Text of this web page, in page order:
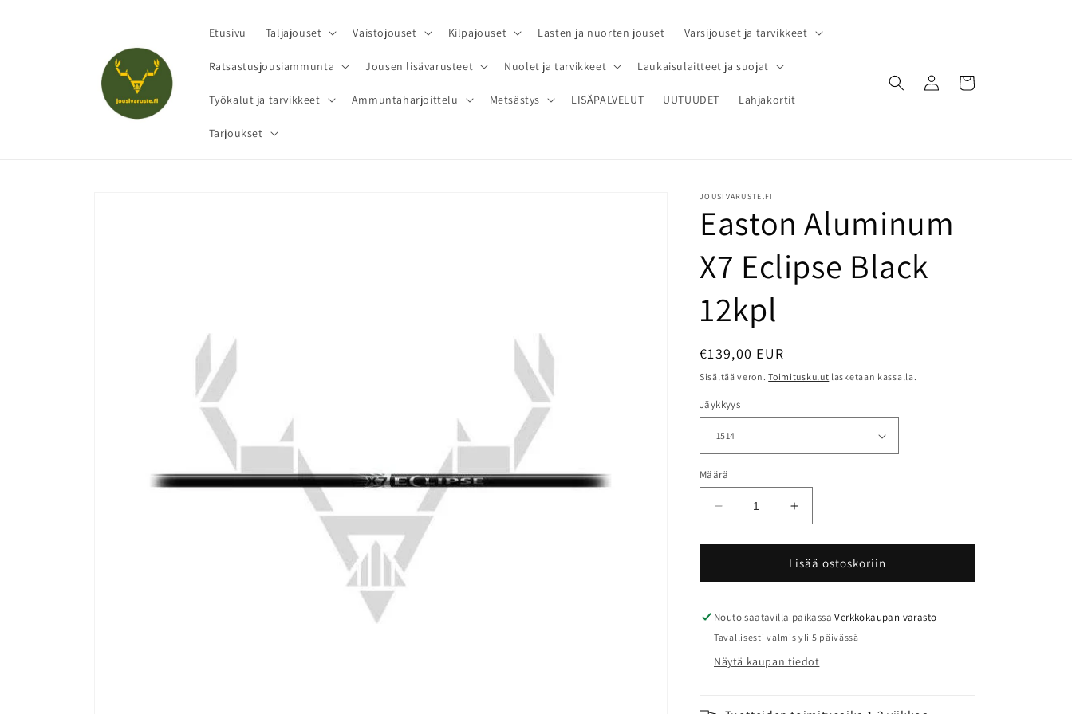
Etusivu Taljajouset Vaistojouset Kilpajouset Lasten ja nuorten jouset Varsijouset ja tarvikkeet
Ratsastusjousiammunta Jousen lisävarusteet Nuolet ja tarvikkeet Laukaisulaitteet ja suojat
Työkalut ja tarvikkeet Ammuntaharjoittelu Metsästys LISÄPALVELUT UUTUUDET Lahjakortit
Tarjoukset
Kirjaudu
sisään
Ostoskori
JOUSIVARUSTE.FI
Easton Aluminum
X7 Eclipse Black
12kpl
Normaalihinta
€139,00 EUR
Sisältää veron.Toimituskulut lasketaan kassalla.
Jäykkyys
Määrä
Vähennä
tuotteen
Easton
X7
Black
12kpl
Lisää
tuotteen
Easton
Aluminum
X7
Black
12kpl
määrää
Lisää ostoskoriin
Nouto saatavilla paikassaVerkkokaupan varasto
Tavallisesti valmis yli 5 päivässä
Näytä kaupan tiedot